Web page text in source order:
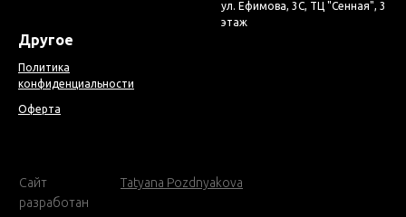
Другое
Политика
конфиденциальности
Оферта
ул. Ефимова, 3С, ТЦ "Сенная", 3
этаж
Cайт
разработан
Tatyana Pozdnyakova